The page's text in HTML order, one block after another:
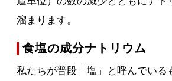
溜まります。
食塩の成分ナトリウム
私たちが普段「塩」と呼んでいる